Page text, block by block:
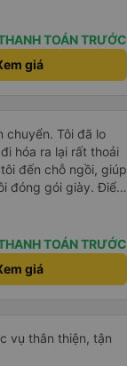
chúng tôi. Họ gọi
nhưng chúng tôi
trong khách sạn
TOÁN TRƯỚC
giá
chuyển. Tôi đã lo
hóa ra lại rất thoải
đến chỗ ngồi, giúp
đóng gói giày. Điểm
tiếng so với giờ
chung, tôi rất hài
công ty này.
TOÁN TRƯỚC
giá
vụ thân thiện, tận